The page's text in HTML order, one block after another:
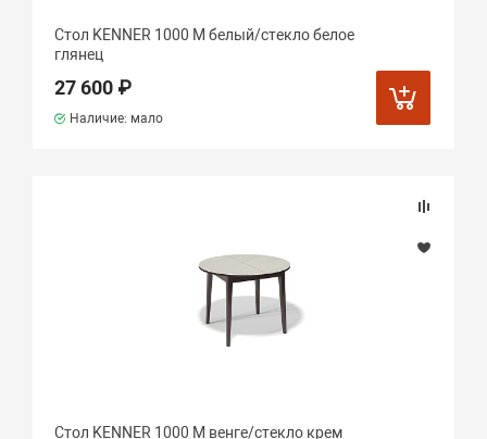
Стол KENNER 1000 М белый/стекло белое
глянец
27 600 ₽
Наличие: мало
Стол KENNER 1000 М венге/стекло крем